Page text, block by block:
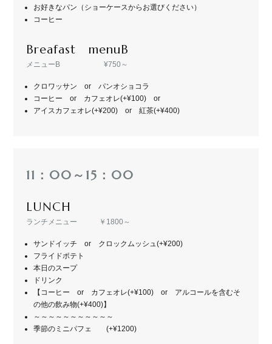
お好きなパン（ショーケースからお選びください）
コーヒー
Breafast menuB
メニューB ¥750～
クロワッサン or パンオショコラ
コーヒー or カフェオレ(+¥100) or
アイスカフェオレ(+¥200) or 紅茶(+¥400)
11：00～15：00
LUNCH
ランチメニュー ￥1800～
サンドイッチ or クロックムッシュ(+¥200)
フライドポテト
本日のスープ
ドリンク
【コーヒー or カフェオレ(+¥100) or アルコールを含むそ
の他の飲み物(+¥400)】
～～～～～～～～～～～
季節のミニパフェ (+¥1200)